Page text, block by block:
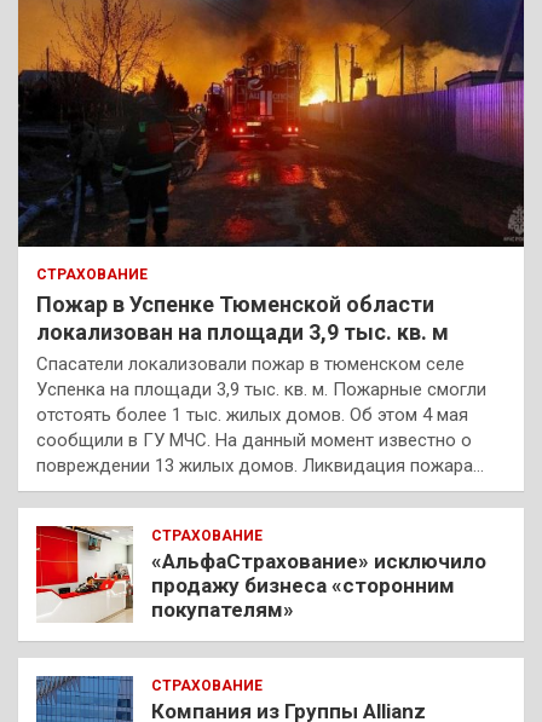
СТРАХОВАНИЕ
Пожар в Успенке Тюменской области
локализован на площади 3,9 тыс. кв. м
Спасатели локализовали пожар в тюменском селе
Успенка на площади 3,9 тыс. кв. м. Пожарные смогли
отстоять более 1 тыс. жилых домов. Об этом 4 мая
сообщили в ГУ МЧС. На данный момент известно о
повреждении 13 жилых домов. Ликвидация пожара…
СТРАХОВАНИЕ
«АльфаСтрахование» исключило
продажу бизнеса «сторонним
покупателям»
СТРАХОВАНИЕ
Компания из Группы Allianz